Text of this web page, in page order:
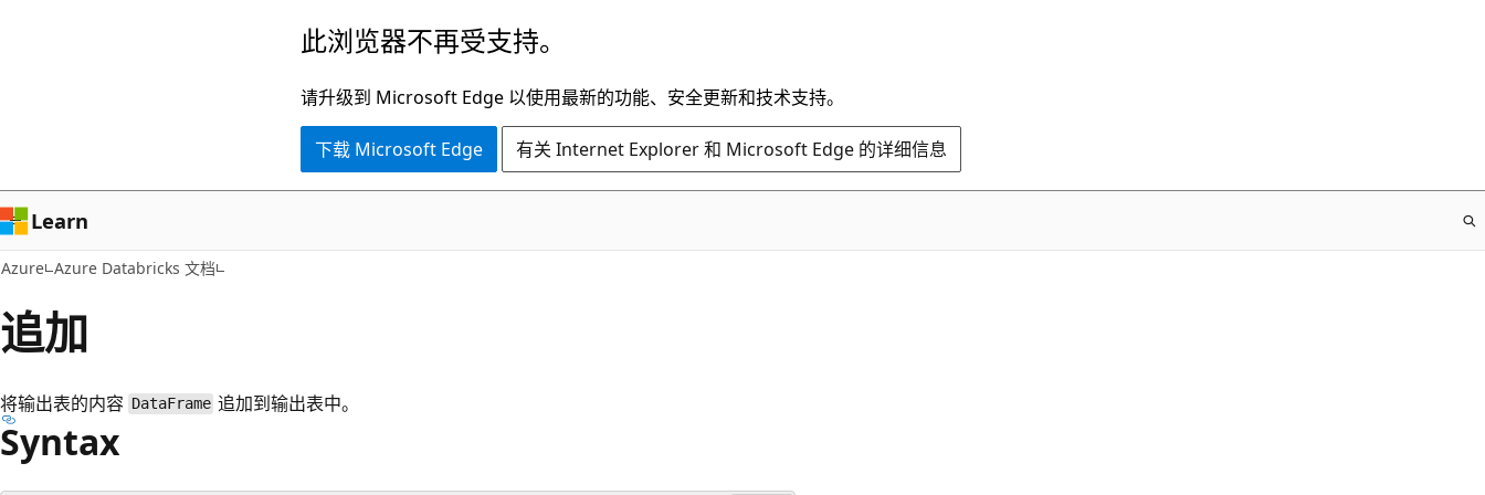
容
此浏览器不再受支持。
请升级到 Microsoft Edge 以使用最新的功能、安全更新和技术支持。
下载 Microsoft Edge 有关 Internet Explorer 和 Microsoft Edge 的详细信息
Learn
Azure Azure Databricks 文档
追加
将输出表的内容 DataFrame 追加到输出表中。
Syntax